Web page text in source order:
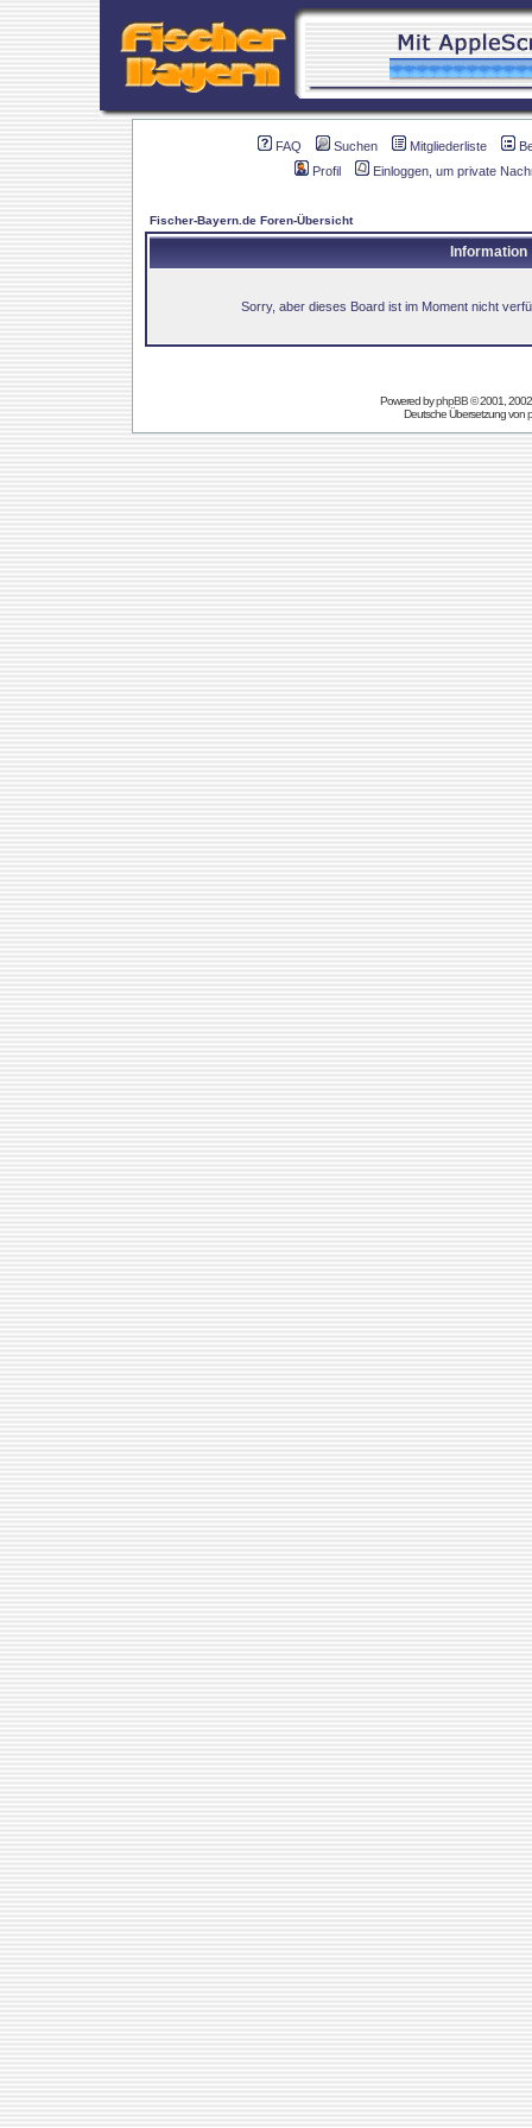
FAQ Suchen Mitgliederliste
Profil
Einloggen, um private
Fischer-Bayern.de Foren-Übersicht
Information
Sorry, aber dieses Board ist im Moment nicht
Powered byphpBB© 2001,
Deutsche Übersetzung von